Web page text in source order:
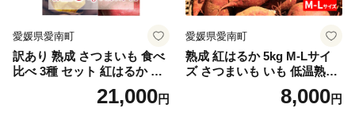
愛媛県愛南町
訳あり 熟成 さつまいも 食べ
比べ 3種 セット 紅はるか 安
納芋 シルクスイート 合計 15
kg サイズ混合 サツマイモ 焼
21,000円
愛媛県愛南町
熟成 紅はるか 5kg M-Lサイ
ズ さつまいも いも 低温熟成
完全熟成収穫 甘い 糖度 焼き
芋 やきいも スイートポテト
8,000円